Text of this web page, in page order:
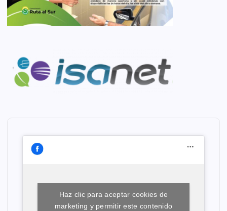
Haz clic para aceptar cookies de
marketing y permitir este contenido